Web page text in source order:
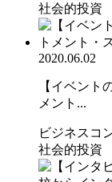
社会的投資
2020.06.02
【イベント
メント...
ビジネスコ
社会的投資